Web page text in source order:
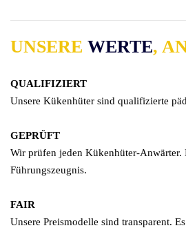
UNSERE WERTE,
QUALIFIZIERT
Unsere Kükenhüter sind qualifizierte
GEPRÜFT
Wir prüfen jeden Kükenhüter-
Führungszeugnis.
FAIR
Unsere Preismodelle sind transparent.